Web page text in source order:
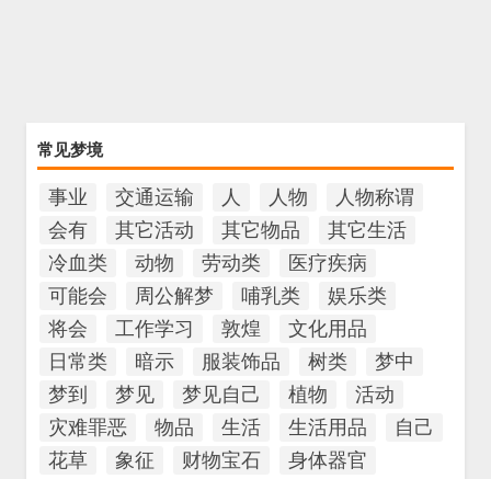
常见梦境
事业 交通运输 人 人物
人物称谓
会有
其它活动 其它物品
其它生活
冷血类
动物 劳动类
医疗疾病
可能会
周公解梦 哺乳类
娱乐类
将会
工作学习 敦煌
文化用品
日常类
暗示 服装饰品 树类
梦中
梦到
梦见 梦见自己 植物
活动
灾难罪恶
物品 生活 生活用品
自己
花草
象征 财物宝石
身体器官